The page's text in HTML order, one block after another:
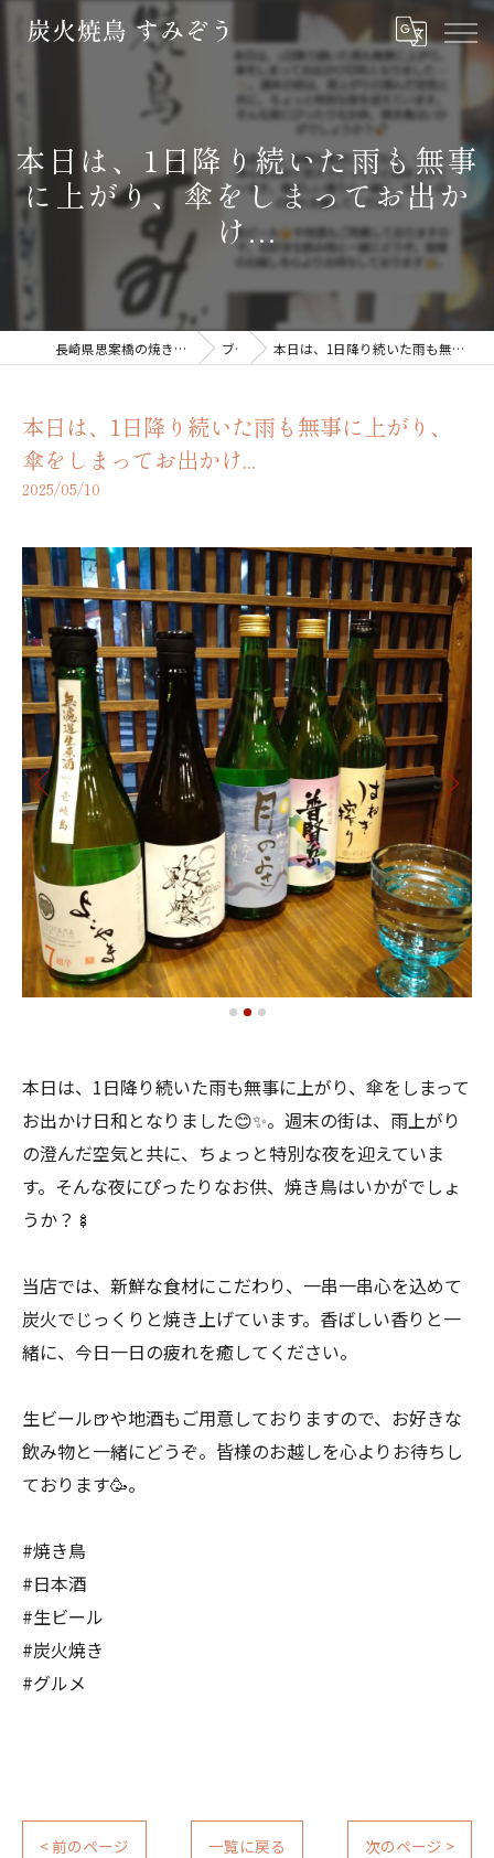
本日は、1日降り続いた雨も無事
に上がり、傘をしまってお出か
け...
長崎県思案橋の焼き鳥なら炭火焼鳥 すみぞう ブログ 本日は、1日降り続いた雨も無事に上がり、傘をしまってお出かけ...
本日は、1日降り続いた雨も無事に上がり、
傘をしまってお出かけ...
2025/05/10
本日は、1日降り続いた雨も無事に上がり、傘をしまって
お出かけ日和となりました😊✨。週末の街は、雨上がり
の澄んだ空気と共に、ちょっと特別な夜を迎えていま
す。そんな夜にぴったりなお供、焼き鳥はいかがでしょ
うか？🍢
当店では、新鮮な食材にこだわり、一串一串心を込めて
炭火でじっくりと焼き上げています。香ばしい香りと一
緒に、今日一日の疲れを癒してください。
生ビール🍺や地酒もご用意しておりますので、お好きな
飲み物と一緒にどうぞ。皆様のお越しを心よりお待ちし
ております🥳。
#焼き鳥
#日本酒
#生ビール
#炭火焼き
#グルメ
< 前のページ 一覧に戻る 次のページ >